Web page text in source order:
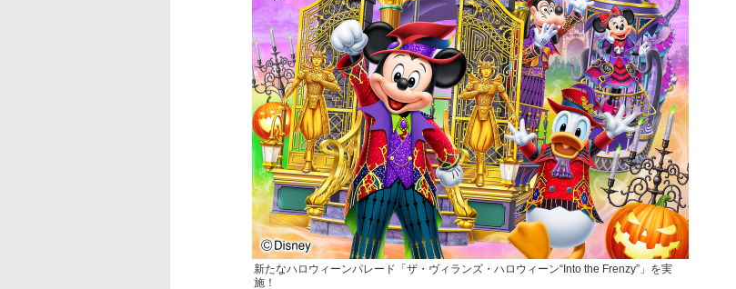
新たなハロウィーンパレード「ザ・ヴィランズ・ハロウィーン“Into the Frenzy”」を実
施！